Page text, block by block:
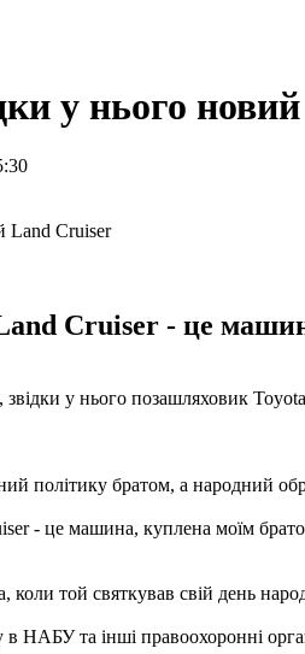
у нього
Cruiser - це
у нього позашляховик
політику братом, а народний
- це машина, куплена моїм
коли той святкував свій день
в НАБУ та інші правоохоронні